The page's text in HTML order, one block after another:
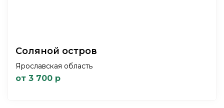
Соляной остров
Ярославская область
от 3 700 р